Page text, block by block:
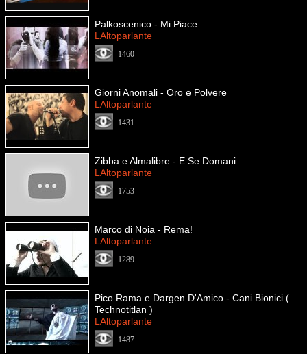
Palkoscenico - Mi Piace
LAltoparlante
1460
Giorni Anomali - Oro e Polvere
LAltoparlante
1431
Zibba e Almalibre - E Se Domani
LAltoparlante
1753
Marco di Noia - Rema!
LAltoparlante
1289
Pico Rama e Dargen D'Amico - Cani Bionici (
Technotitlan )
LAltoparlante
1487